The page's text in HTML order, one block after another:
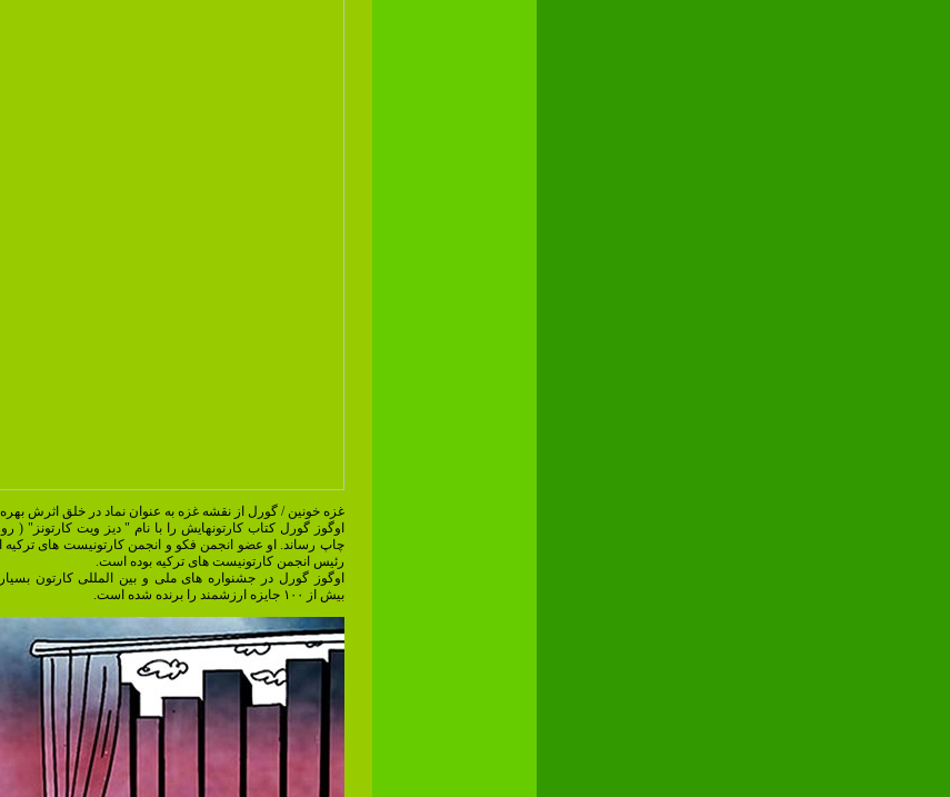
غزه خونین / گورل از نقشه غزه به عنوان نماد در خلق اثرش
اوگوز گورل کتاب کارتونهایش را با نام " دیز ویت کارتونز" (
چاپ رساند. او عضو انجمن فکو و انجمن کارتونیست های
رئیس انجمن کارتونیست های ترکیه بوده است.
اوگوز گورل در جشنواره های ملی و بین المللی کارتون
بیش از ۱۰۰ جایزه ارزشمند را برنده شده است.